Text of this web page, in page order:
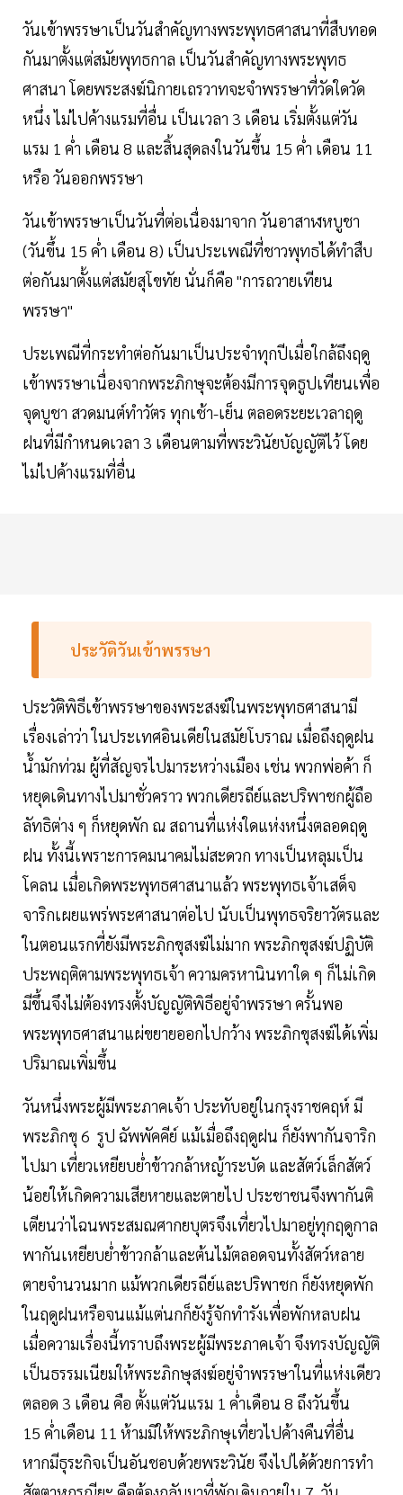
วันเข้าพรรษาเป็นวันสำคัญทางพระพุทธศาสนาที่สืบทอด
กันมาตั้งแต่สมัยพุทธกาล เป็นวันสำคัญทางพระพุทธ
ศาสนา โดยพระสงฆ์นิกายเถรวาทจะจำพรรษาที่วัดใดวัด
หนึ่ง ไม่ไปค้างแรมที่อื่น เป็นเวลา 3 เดือน เริ่มตั้งแต่วัน
แรม 1 ค่ำ เดือน 8 และสิ้นสุดลงในวันขึ้น 15 ค่ำ เดือน 11
หรือ วันออกพรรษา
วันเข้าพรรษาเป็นวันที่ต่อเนื่องมาจาก วันอาสาฬหบูชา
(วันขึ้น 15 ค่ำ เดือน 8) เป็นประเพณีที่ชาวพุทธได้ทำสืบ
ต่อกันมาตั้งแต่สมัยสุโขทัย นั่นก็คือ "การถวายเทียน
พรรษา"
ประเพณีที่กระทำต่อกันมาเป็นประจำทุกปีเมื่อใกล้ถึงฤดู
เข้าพรรษาเนื่องจากพระภิกษุจะต้องมีการจุดธูปเทียนเพื่อ
จุดบูชา สวดมนต์ทำวัตร ทุกเช้า-เย็น ตลอดระยะเวลาฤดู
ฝนที่มีกำหนดเวลา 3 เดือนตามที่พระวินัยบัญญัติไว้ โดย
ไม่ไปค้างแรมที่อื่น
ประวัติวันเข้าพรรษา
ประวัติพิธีเข้าพรรษาของพระสงฆ์ในพระพุทธศาสนามี
เรื่องเล่าว่า ในประเทศอินเดียในสมัยโบราณ เมื่อถึงฤดูฝน
น้ำมักท่วม ผู้ที่สัญจรไปมาระหว่างเมือง เช่น พวกพ่อค้า ก็
หยุดเดินทางไปมาชั่วคราว พวกเดียรถีย์และปริพาชกผู้ถือ
ลัทธิต่าง ๆ ก็หยุดพัก ณ สถานที่แห่งใดแห่งหนึ่งตลอดฤดู
ฝน ทั้งนี้เพราะการคมนาคมไม่สะดวก ทางเป็นหลุมเป็น
โคลน เมื่อเกิดพระพุทธศาสนาแล้ว พระพุทธเจ้าเสด็จ
จาริกเผยแพร่พระศาสนาต่อไป นับเป็นพุทธจริยาวัตรและ
ในตอนแรกที่ยังมีพระภิกขุสงฆ์ไม่มาก พระภิกขุสงฆ์ปฏิบัติ
ประพฤติตามพระพุทธเจ้า ความครหานินทาใด ๆ ก็ไม่เกิด
มีขึ้นจึงไม่ต้องทรงตั้งบัญญัติพิธีอยู่จำพรรษา ครั้นพอ
พระพุทธศาสนาแผ่ขยายออกไปกว้าง พระภิกขุสงฆ์ได้เพิ่ม
ปริมาณเพิ่มขึ้น
วันหนึ่งพระผู้มีพระภาคเจ้า ประทับอยู่ในกรุงราชคฤห์ มี
พระภิกขุ 6 รูป ฉัพพัคคีย์ แม้เมื่อถึงฤดูฝน ก็ยังพากันจาริก
ไปมา เที่ยวเหยียบย่ำข้าวกล้าหญ้าระบัด และสัตว์เล็กสัตว์
น้อยให้เกิดความเสียหายและตายไป ประชาชนจึงพากันติ
เตียนว่าไฉนพระสมณศากยบุตรจึงเที่ยวไปมาอยู่ทุกฤดูกาล
พากันเหยียบย่ำข้าวกล้าและต้นไม้ตลอดจนทั้งสัตว์หลาย
ตายจำนวนมาก แม้พวกเดียรถีย์และปริพาชก ก็ยังหยุดพัก
ในฤดูฝนหรือจนแม้แต่นกก็ยังรู้จักทำรังเพื่อพักหลบฝน
เมื่อความเรื่องนี้ทราบถึงพระผู้มีพระภาคเจ้า จึงทรงบัญญัติ
เป็นธรรมเนียมให้พระภิกษุสงฆ์อยู่จำพรรษาในที่แห่งเดียว
ตลอด 3 เดือน คือ ตั้งแต่วันแรม 1 ค่ำเดือน 8 ถึงวันขึ้น
15 ค่ำเดือน 11 ห้ามมิให้พระภิกษุเที่ยวไปค้างคืนที่อื่น
หากมีธุระกิจเป็นอันชอบด้วยพระวินัย จึงไปได้ด้วยการทำ